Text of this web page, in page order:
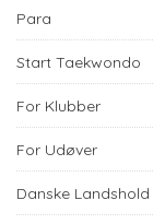
Para
Start Taekwondo
For Klubber
For Udøver
Danske Landshold